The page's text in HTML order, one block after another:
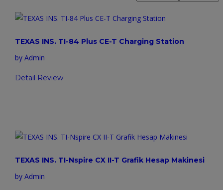
TEXAS INS. TI-84 Plus CE-T Charging Station
by Admin
Detail Review
TEXAS INS. TI-Nspire CX II-T Grafik Hesap Makinesi
by Admin